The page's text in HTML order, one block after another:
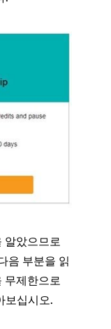
았으므로
음 부분을 읽
제한으로
보십시오.